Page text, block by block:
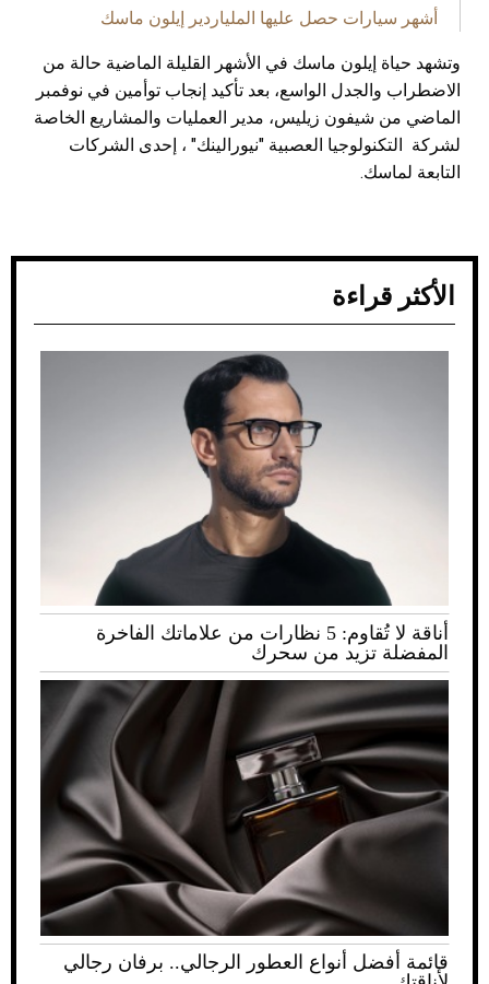
أشهر سيارات حصل عليها الملياردير إيلون ماسك
وتشهد حياة إيلون ماسك في الأشهر القليلة الماضية حالة من
الاضطراب والجدل الواسع، بعد تأكيد إنجاب توأمين في نوفمبر
الماضي من شيفون زيليس، مدير العمليات والمشاريع الخاصة
لشركة التكنولوجيا العصبية "نيورالينك" ، إحدى الشركات
التابعة لماسك.
الأكثر قراءة
أناقة لا تُقاوم: 5 نظارات من علاماتك الفاخرة
المفضلة تزيد من سحرك
قائمة أفضل أنواع العطور الرجالي.. برفان رجالي